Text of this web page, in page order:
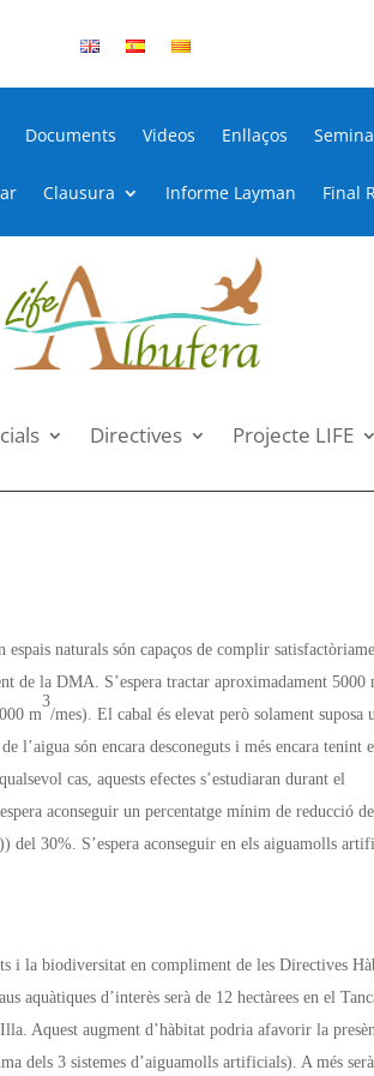
Documents Videos Enllaços
Clausura Informe Layman Final
Directives Projecte LIFE
naturals són capaços de complir
de la DMA. S’espera tractar aproximadament 5000
m
3
/mes). El cabal és elevat però solament suposa
l’aigua són encara desconeguts i més encara tenint
cas, aquests efectes s’estudiaran durant el
aconseguir un percentatge mínim de reducció
30%. S’espera aconseguir en els aiguamolls
i la biodiversitat en compliment de les Directives
aquàtiques d’interès serà de 12 hectàrees en el
Aquest augment d’hàbitat podria afavorir la
dels 3 sistemes d’aiguamolls artificials). A més